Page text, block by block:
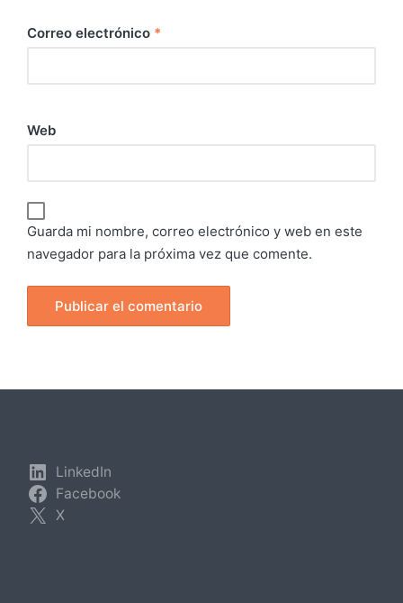
Correo electrónico *
Web
Guarda mi nombre, correo electrónico y web en este
navegador para la próxima vez que comente.
LinkedIn
Facebook
X